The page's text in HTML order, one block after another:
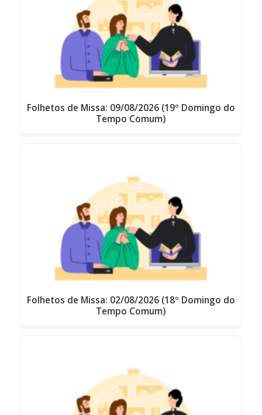
Folhetos de Missa: 09/08/2026 (19º Domingo do
Tempo Comum)
Folhetos de Missa: 02/08/2026 (18º Domingo do
Tempo Comum)